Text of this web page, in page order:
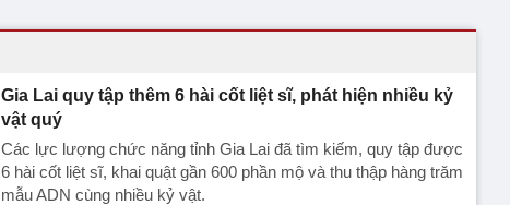
Gia Lai quy tập thêm 6 hài cốt liệt sĩ, phát hiện nhiều kỷ
vật quý
Các lực lượng chức năng tỉnh Gia Lai đã tìm kiếm, quy tập được
6 hài cốt liệt sĩ, khai quật gần 600 phần mộ và thu thập hàng trăm
mẫu ADN cùng nhiều kỷ vật.